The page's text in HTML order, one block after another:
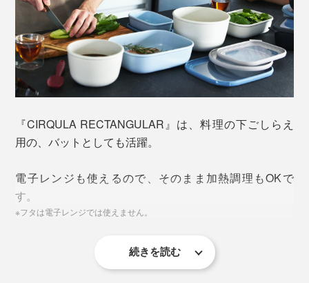
写真左奥から時計回りに、角型750ml、角型2000ml、角型500ml（本品）、 角型
1000ml
固形物だけでなく、煮物・スープなど汁気が多いものも
安心して保存でき、どんな料理・食材にも万能。
『CIRQULA RECTANGULAR』は、料理の下ごしらえ
用の、バットとしても活躍。
電子レンジも使えるので、そのまま加熱調理もOKで
す。
※フタは電子レンジでは使えません。
続きを読む